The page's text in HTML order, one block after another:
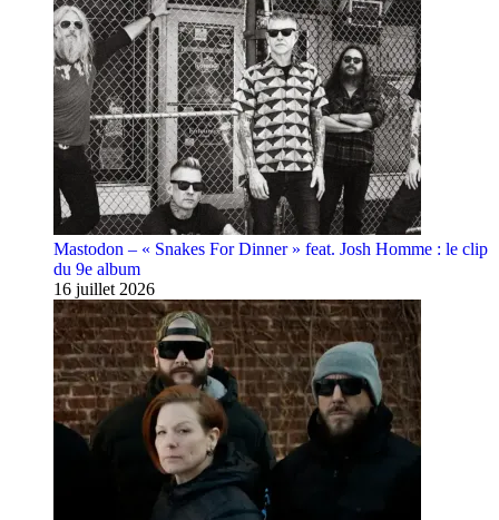
Mastodon – « Snakes For Dinner » feat. Josh Homme : le clip
du 9e album
16 juillet 2026